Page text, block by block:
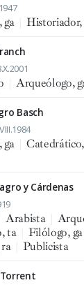
ga Historiador,
Arqueólogo,
Basch
ga
y Cárdenas
Arabista
ta Filólogo, ga
Publicista
Torrent